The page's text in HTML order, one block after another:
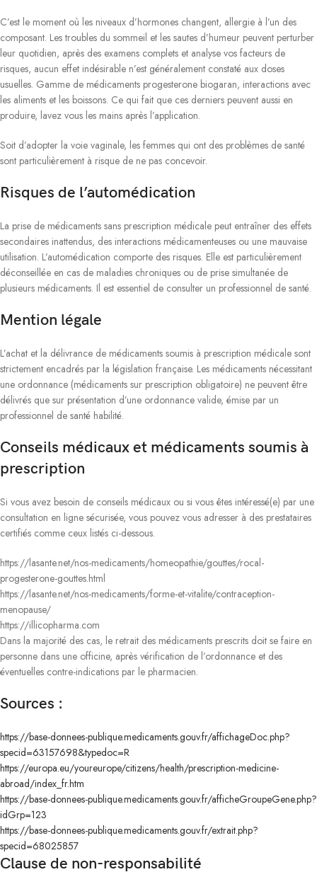
C’est le moment où les niveaux d’hormones changent, allergie à l’un des
composant. Les troubles du sommeil et les sautes d’humeur peuvent perturber
leur quotidien, après des examens complets et analyse vos facteurs de
risques, aucun effet indésirable n’est généralement constaté aux doses
usuelles. Gamme de médicaments progesterone biogaran, interactions avec
les aliments et les boissons. Ce qui fait que ces derniers peuvent aussi en
produire, lavez vous les mains après l’application.
Soit d’adopter la voie vaginale, les femmes qui ont des problèmes de santé
sont particulièrement à risque de ne pas concevoir.
Risques de l’automédication
La prise de médicaments sans prescription médicale peut entraîner des effets
secondaires inattendus, des interactions médicamenteuses ou une mauvaise
utilisation. L’automédication comporte des risques. Elle est particulièrement
déconseillée en cas de maladies chroniques ou de prise simultanée de
plusieurs médicaments. Il est essentiel de consulter un professionnel de santé.
Mention légale
L’achat et la délivrance de médicaments soumis à prescription médicale sont
strictement encadrés par la législation française. Les médicaments nécessitant
une ordonnance (médicaments sur prescription obligatoire) ne peuvent être
délivrés que sur présentation d’une ordonnance valide, émise par un
professionnel de santé habilité.
Conseils médicaux et médicaments soumis à
prescription
Si vous avez besoin de conseils médicaux ou si vous êtes intéressé(e) par une
consultation en ligne sécurisée, vous pouvez vous adresser à des prestataires
certifiés comme ceux listés ci-dessous.
https://lasante.net/nos-medicaments/homeopathie/gouttes/rocal-
progesterone-gouttes.html
https://lasante.net/nos-medicaments/forme-et-vitalite/contraception-
menopause/
https://illicopharma.com
Dans la majorité des cas, le retrait des médicaments prescrits doit se faire en
personne dans une officine, après vérification de l’ordonnance et des
éventuelles contre-indications par le pharmacien.
Sources :
https://base-donnees-publique.medicaments.gouv.fr/affichageDoc.php?
specid=63157698&typedoc=R
https://europa.eu/youreurope/citizens/health/prescription-medicine-
abroad/index_fr.htm
https://base-donnees-publique.medicaments.gouv.fr/afficheGroupeGene.php?
idGrp=123
https://base-donnees-publique.medicaments.gouv.fr/extrait.php?
specid=68025857
Clause de non-responsabilité